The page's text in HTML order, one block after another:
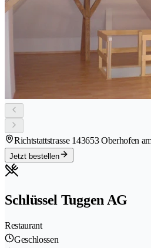
Richtstattstrasse 143653 Oberhofen
Jetzt bestellen
Schlüssel Tuggen AG
Restaurant
Geschlossen